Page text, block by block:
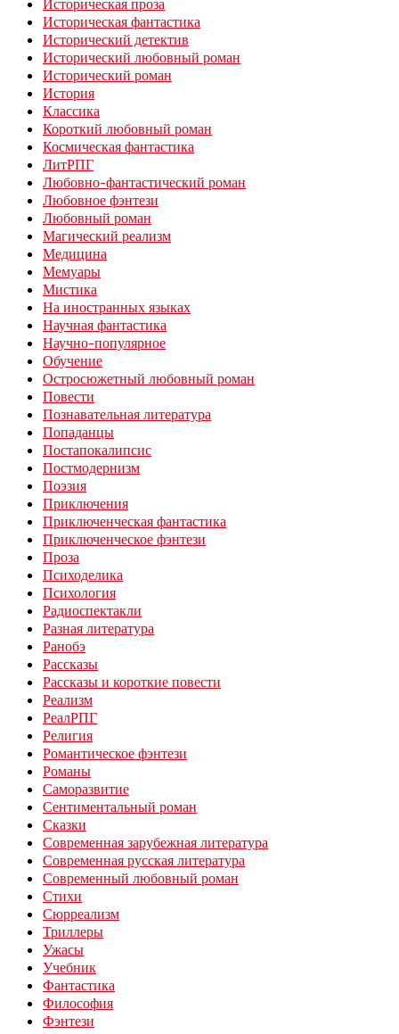
Историческая проза
Историческая фантастика
Исторический детектив
Исторический любовный роман
Исторический роман
История
Классика
Короткий любовный роман
Космическая фантастика
ЛитРПГ
Любовно-фантастический роман
Любовное фэнтези
Любовный роман
Магический реализм
Медицина
Мемуары
Мистика
На иностранных языках
Научная фантастика
Научно-популярное
Обучение
Остросюжетный любовный роман
Повести
Познавательная литература
Попаданцы
Постапокалипсис
Постмодернизм
Поэзия
Приключения
Приключенческая фантастика
Приключенческое фэнтези
Проза
Психоделика
Психология
Радиоспектакли
Разная литература
Ранобэ
Рассказы
Рассказы и короткие повести
Реализм
РеалРПГ
Религия
Романтическое фэнтези
Романы
Саморазвитие
Сентиментальный роман
Сказки
Современная зарубежная литература
Современная русская литература
Современный любовный роман
Стихи
Сюрреализм
Триллеры
Ужасы
Учебник
Фантастика
Философия
Фэнтези